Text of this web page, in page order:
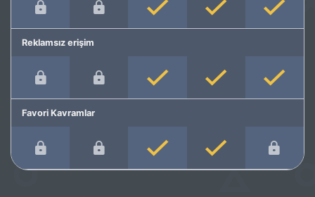
Reklamsız erişim
Favori Kavramlar